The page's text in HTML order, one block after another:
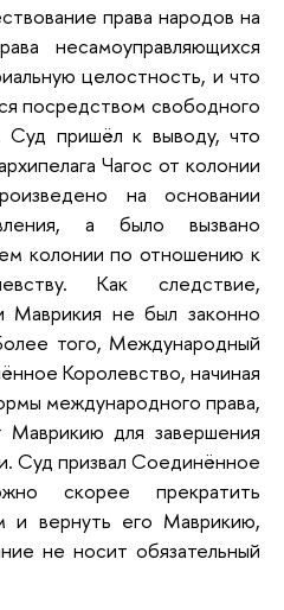
права народов на
несамоуправляющихся
целостность, и что
посредством свободного
Суд пришёл к выводу, что
Чагос от колонии
на основании
а было вызвано
колонии по отношению к
Как следствие,
Маврикия не был законно
того, Международный
Королевство, начиная
международного права,
Маврикию для завершения
Суд призвал Соединённое
скорее прекратить
и вернуть его Маврикию,
не носит обязательный